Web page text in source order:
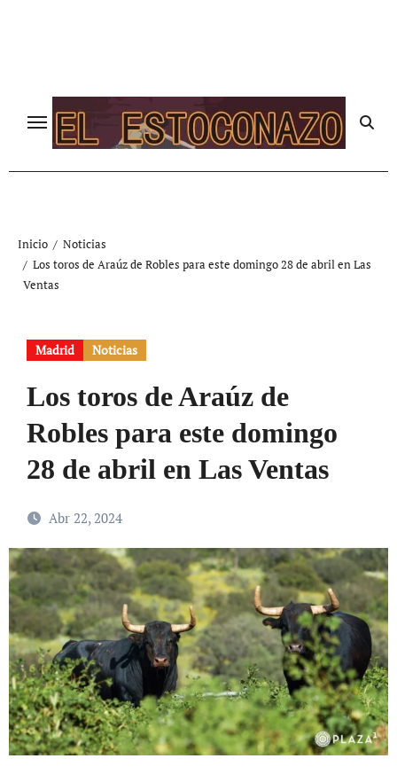
Inicio
Noticias
Los toros de Araúz de Robles para este domingo 28 de abril en Las
Ventas
Madrid Noticias
Los toros de Araúz de
Robles para este domingo
28 de abril en Las Ventas
Abr 22, 2024